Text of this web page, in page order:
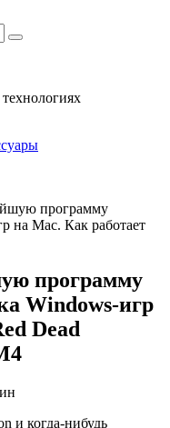
программу
на Mac. Как работает
программу
Windows-игр
Dead
и когда-нибудь